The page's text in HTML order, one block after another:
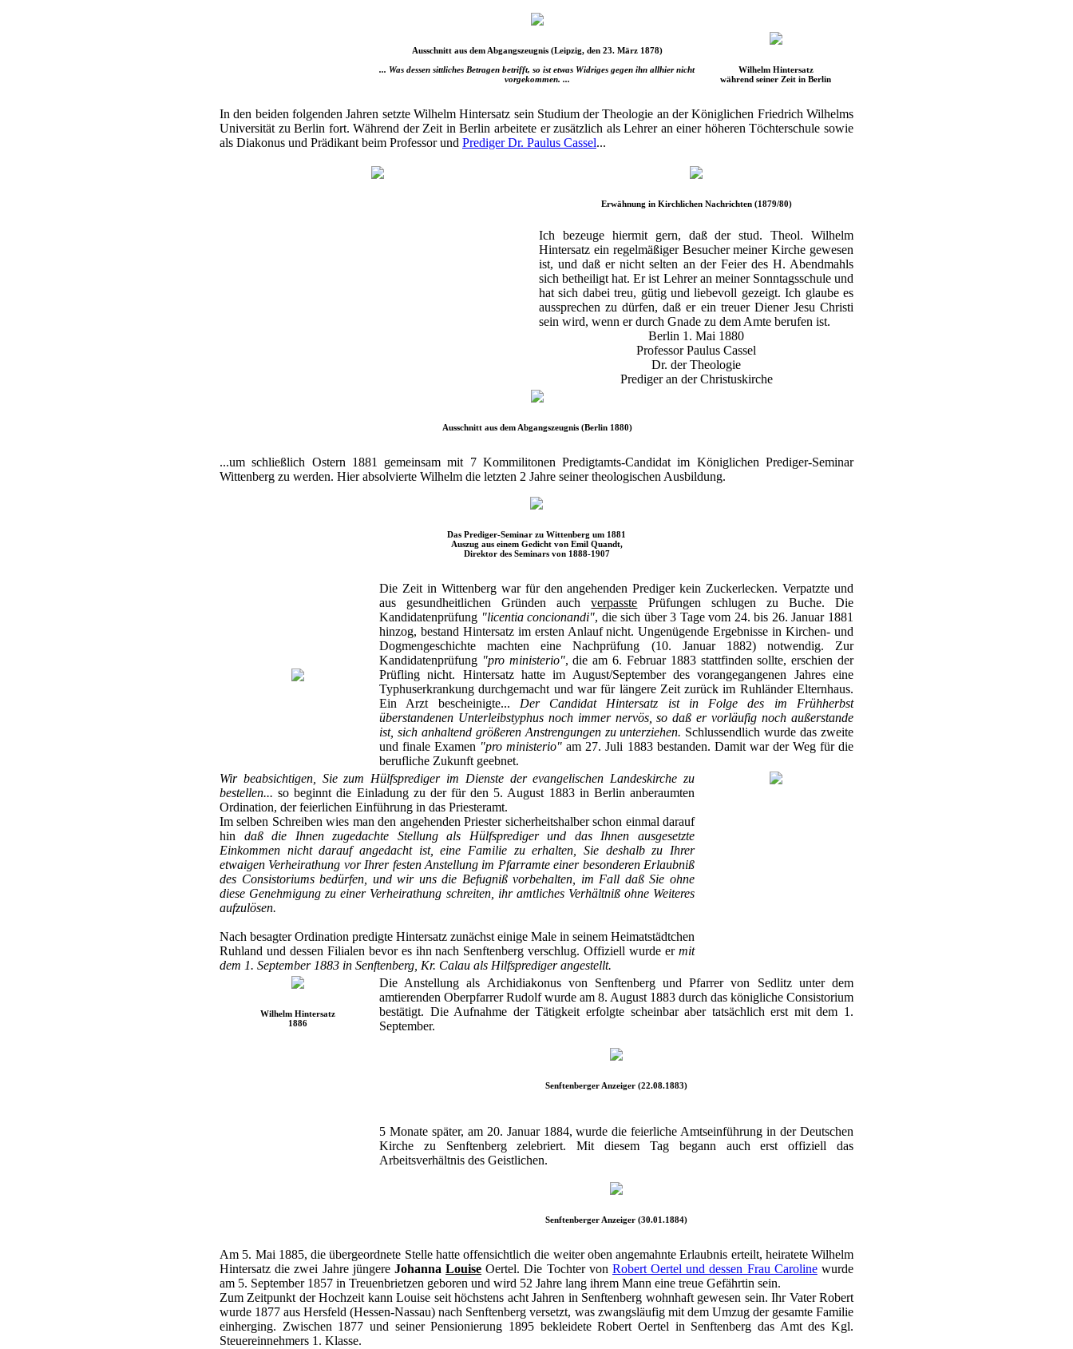
Ausschnitt aus dem Abgangszeugnis (Leipzig, den 23. März 1878)
... Was dessen sittliches Betragen betrifft, so ist etwas Widriges gegen ihn allhier nicht
vorgekommen. ...
Wilhelm Hintersatz
während seiner Zeit in Berlin
In den beiden folgenden Jahren setzte Wilhelm Hintersatz sein Studium der Theologie an der Königlichen Friedrich Wilhelms
Universität zu Berlin fort. Während der Zeit in Berlin arbeitete er zusätzlich als Lehrer an einer höheren Töchterschule sowie
als Diakonus und Prädikant beim Professor und Prediger Dr. Paulus Cassel...
Erwähnung in Kirchlichen Nachrichten (1879/80)
Ich bezeuge hiermit gern, daß der stud. Theol. Wilhelm
Hintersatz ein regelmäßiger Besucher meiner Kirche gewesen
ist, und daß er nicht selten an der Feier des H. Abendmahls
sich betheiligt hat. Er ist Lehrer an meiner Sonntagsschule und
hat sich dabei treu, gütig und liebevoll gezeigt. Ich glaube es
aussprechen zu dürfen, daß er ein treuer Diener Jesu Christi
sein wird, wenn er durch Gnade zu dem Amte berufen ist.
Berlin 1. Mai 1880
Professor Paulus Cassel
Dr. der Theologie
Prediger an der Christuskirche
Ausschnitt aus dem Abgangszeugnis (Berlin 1880)
...um schließlich Ostern 1881 gemeinsam mit 7 Kommilitonen Predigtamts-Candidat im Königlichen Prediger-Seminar
Wittenberg zu werden. Hier absolvierte Wilhelm die letzten 2 Jahre seiner theologischen Ausbildung.
Das Prediger-Seminar zu Wittenberg um 1881
Auszug aus einem Gedicht von Emil Quandt,
Direktor des Seminars von 1888-1907
Die Zeit in Wittenberg war für den angehenden Prediger kein Zuckerlecken. Verpatzte und
aus gesundheitlichen Gründen auchverpasste Prüfungen schlugen zu Buche. Die
Kandidatenprüfung "licentia concionandi", die sich über 3 Tage vom 24. bis 26. Januar 1881
hinzog, bestand Hintersatz im ersten Anlauf nicht. Ungenügende Ergebnisse in Kirchen- und
Dogmengeschichte machten eine Nachprüfung (10. Januar 1882) notwendig. Zur
Kandidatenprüfung "pro ministerio", die am 6. Februar 1883 stattfinden sollte, erschien der
Prüfling nicht. Hintersatz hatte im August/September des vorangegangenen Jahres eine
Typhuserkrankung durchgemacht und war für längere Zeit zurück im Ruhländer Elternhaus.
Ein Arzt bescheinigte... Der Candidat Hintersatz ist in Folge des im Frühherbst
überstandenen Unterleibstyphus noch immer nervös, so daß er vorläufig noch außerstande
ist, sich anhaltend größeren Anstrengungen zu unterziehen. Schlussendlich wurde das zweite
und finale Examen "pro ministerio" am 27. Juli 1883 bestanden. Damit war der Weg für die
berufliche Zukunft geebnet.
Wir beabsichtigen, Sie zum Hülfsprediger im Dienste der evangelischen Landeskirche zu
bestellen... so beginnt die Einladung zu der für den 5. August 1883 in Berlin anberaumten
Ordination, der feierlichen Einführung in das Priesteramt.
Im selben Schreiben wies man den angehenden Priester sicherheitshalber schon einmal darauf
hin daß die Ihnen zugedachte Stellung als Hülfsprediger und das Ihnen ausgesetzte
Einkommen nicht darauf angedacht ist, eine Familie zu erhalten, Sie deshalb zu Ihrer
etwaigen Verheirathung vor Ihrer festen Anstellung im Pfarramte einer besonderen Erlaubniß
des Consistoriums bedürfen, und wir uns die Befugniß vorbehalten, im Fall daß Sie ohne
diese Genehmigung zu einer Verheirathung schreiten, ihr amtliches Verhältniß ohne Weiteres
aufzulösen.
Nach besagter Ordination predigte Hintersatz zunächst einige Male in seinem Heimatstädtchen
Ruhland und dessen Filialen bevor es ihn nach Senftenberg verschlug. Offiziell wurde er mit
dem 1. September 1883 in Senftenberg, Kr. Calau als Hilfsprediger angestellt.
Wilhelm Hintersatz
1886
Die Anstellung als Archidiakonus von Senftenberg und Pfarrer von Sedlitz unter dem
amtierenden Oberpfarrer Rudolf wurde am 8. August 1883 durch das königliche Consistorium
bestätigt. Die Aufnahme der Tätigkeit erfolgte scheinbar aber tatsächlich erst mit dem 1.
September.
Senftenberger Anzeiger (22.08.1883)
5 Monate später, am 20. Januar 1884, wurde die feierliche Amtseinführung in der Deutschen
Kirche zu Senftenberg zelebriert. Mit diesem Tag begann auch erst offiziell das
Arbeitsverhältnis des Geistlichen.
Senftenberger Anzeiger (30.01.1884)
Am 5. Mai 1885, die übergeordnete Stelle hatte offensichtlich die weiter oben angemahnte Erlaubnis erteilt, heiratete Wilhelm
Hintersatz die zwei Jahre jüngere JohannaLouise Oertel. Die Tochter von Robert Oertel und dessen Frau Carolinewurde
am 5. September 1857 in Treuenbrietzen geboren und wird 52 Jahre lang ihrem Mann eine treue Gefährtin sein.
Zum Zeitpunkt der Hochzeit kann Louise seit höchstens acht Jahren in Senftenberg wohnhaft gewesen sein. Ihr Vater Robert
wurde 1877 aus Hersfeld (Hessen-Nassau) nach Senftenberg versetzt, was zwangsläufig mit dem Umzug der gesamte Familie
einherging. Zwischen 1877 und seiner Pensionierung 1895 bekleidete Robert Oertel in Senftenberg das Amt des Kgl.
Steuereinnehmers 1. Klasse.